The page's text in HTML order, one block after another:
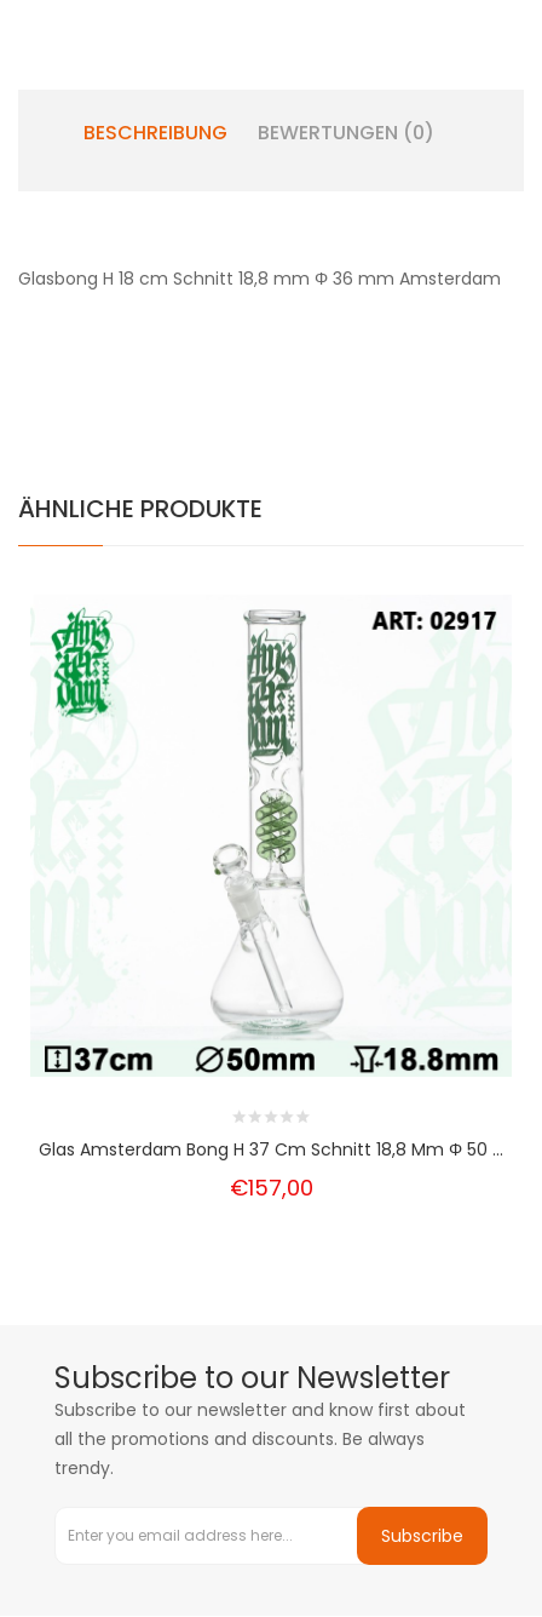
BESCHREIBUNG BEWERTUNGEN (0)
Glasbong H 18 cm Schnitt 18,8 mm Φ 36 mm Amsterdam
ÄHNLICHE PRODUKTE
Glas Amsterdam Bong H 37 Cm Schnitt 18,8 Mm Φ 50 ...
€157,00
Subscribe to our Newsletter
Subscribe to our newsletter and know first about
all the promotions and discounts. Be always
trendy.
Subscribe